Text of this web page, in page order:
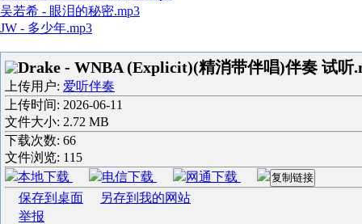
吴若希 - 眼泪的秘密.mp3
JW - 多少年.mp3
Drake - WNBA (Explicit)(精消带伴唱)伴奏 试听
上传用户: 爱听伴奏
上传时间: 2026-06-11
文件大小: 2.72 MB
下载次数: 66
文件浏览: 115
本地下载
电信下载 网通下载 复制链接
保存到桌面
另存到我的网站
举报